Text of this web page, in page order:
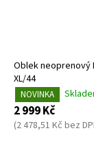
Oblek neoprenový
XL/44
NOVINKA
2 999 Kč
(2 478,51 Kč bez